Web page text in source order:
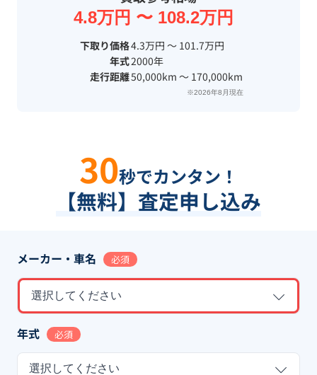
4.8万円 〜 108.2万円
下取り価格4.3万円 〜 101.7万円
年式2000年
走行距離50,000km 〜 170,000km
※2026年8月現在
30秒でカンタン！
【無料】査定申し込み
メーカー・車名 必須
選択してください
年式 必須
選択してください